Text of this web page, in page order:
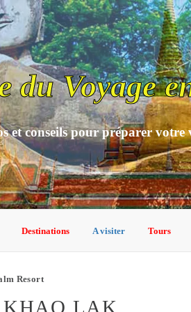
du Voyage
et conseils pour préparer
Destinations A visiter Tours
Resort
KHAO LAK